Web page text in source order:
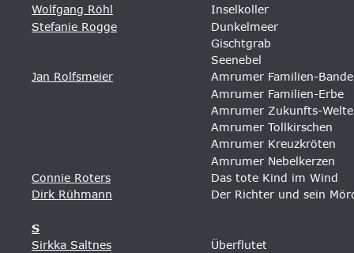
Wolfgang Röhl
Inselkoller
Stefanie Rogge
Dunkelmeer
Gischtgrab
Seenebel
Jan Rolfsmeier
Amrumer Familien-Bande
Amrumer Familien-Erbe
Amrumer Zukunfts-
Amrumer Tollkirschen
Amrumer Kreuzkröten
Amrumer Nebelkerzen
Connie Roters
Das tote Kind im Wind
Dirk Rühmann
Der Richter und sein
S
Sirkka Saltnes
Überflutet